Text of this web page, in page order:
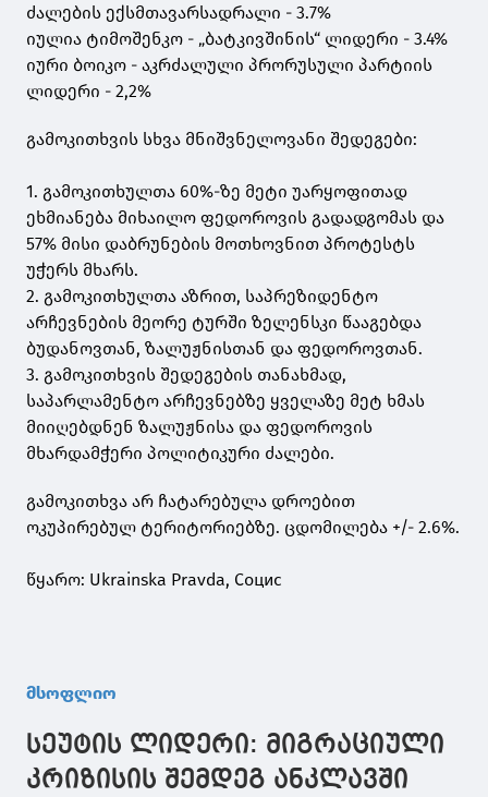
ძალების ექსმთავარსადრალი - 3.7%
იულია ტიმოშენკო - „ბატკივშინის“ ლიდერი - 3.4%
იური ბოიკო - აკრძალული პრორუსული პარტიის
ლიდერი - 2,2%
გამოკითხვის სხვა მნიშვნელოვანი შედეგები:
1. გამოკითხულთა 60%-ზე მეტი უარყოფითად
ეხმიანება მიხაილო ფედოროვის გადადგომას და
57% მისი დაბრუნების მოთხოვნით პროტესტს
უჭერს მხარს.
2. გამოკითხულთა აზრით, საპრეზიდენტო
არჩევნების მეორე ტურში ზელენსკი წააგებდა
ბუდანოვთან, ზალუჟნისთან და ფედოროვთან.
3. გამოკითხვის შედეგების თანახმად,
საპარლამენტო არჩევნებზე ყველაზე მეტ ხმას
მიიღებდნენ ზალუჟნისა და ფედოროვის
მხარდამჭერი პოლიტიკური ძალები.
გამოკითხვა არ ჩატარებულა დროებით
ოკუპირებულ ტერიტორიებზე. ცდომილება +/- 2.6%.
წყარო: Ukrainska Pravda, Социс
მსოფლიო
სეუტის ლიდერი: მიგრაციული
კრიზისის შემდეგ ანკლავში